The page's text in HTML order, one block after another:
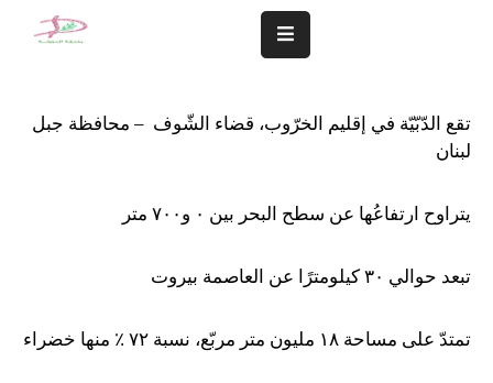
المالية
تقع الدّبّيّة في إقليم الخرّوب، قضاء الشّوف – محافظة جبل
لبنان
يتراوح ارتفاعُها عن سطح البحر بين ٠ و٧٠٠ متر
تبعد حوالي ٣٠ كيلومترًا عن العاصمة بيروت
تمتدّ على مساحة ١٨ مليون متر مربّع، نسبة ٧٢ ٪ منها خضراء